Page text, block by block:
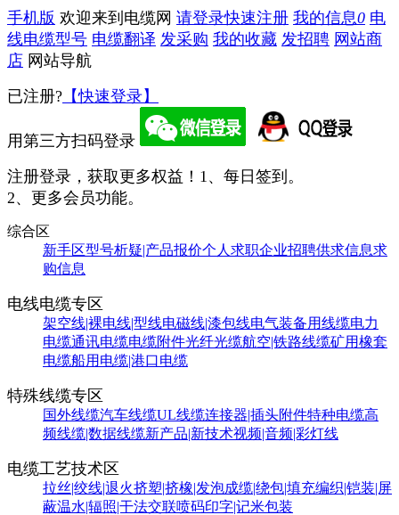
手机版 欢迎来到电缆网 请登录快速注册 我的信息0 电
线电缆型号 电缆翻译 发采购 我的收藏 发招聘 网站商
店 网站导航
已注册? 【快速登录】
用第三方扫码登录
注册登录，获取更多权益！ 1、每日签到。
2、更多会员功能。
综合区
新手区型号析疑|产品报价个人求职企业招聘供求信息求
购信息
电线电缆专区
架空线|裸电线|型线电磁线|漆包线电气装备用线缆电力
电缆通讯电缆电缆附件光纤光缆航空|铁路线缆矿用橡套
电缆船用电缆|港口电缆
特殊线缆专区
国外线缆汽车线缆UL线缆连接器|插头附件特种电缆高
频线缆|数据线缆新产品|新技术视频|音频|彩灯线
电缆工艺技术区
拉丝|绞线|退火挤塑|挤橡|发泡成缆|绕包|填充编织|铠装|屏
蔽温水|辐照|干法交联喷码印字|记米包装